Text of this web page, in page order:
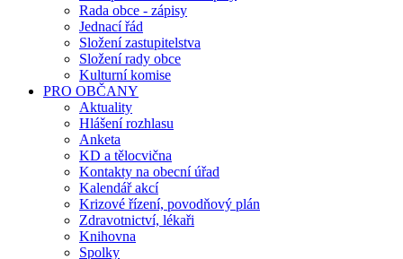
Rada obce - zápisy
Jednací řád
Složení zastupitelstva
Složení rady obce
Kulturní komise
PRO OBČANY
Aktuality
Hlášení rozhlasu
Anketa
KD a tělocvična
Kontakty na obecní úřad
Kalendář akcí
Krizové řízení, povodňový plán
Zdravotnictví, lékaři
Knihovna
Spolky